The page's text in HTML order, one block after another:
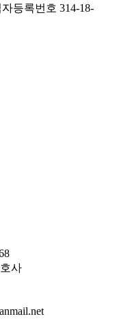
등록번호 314-18-
사